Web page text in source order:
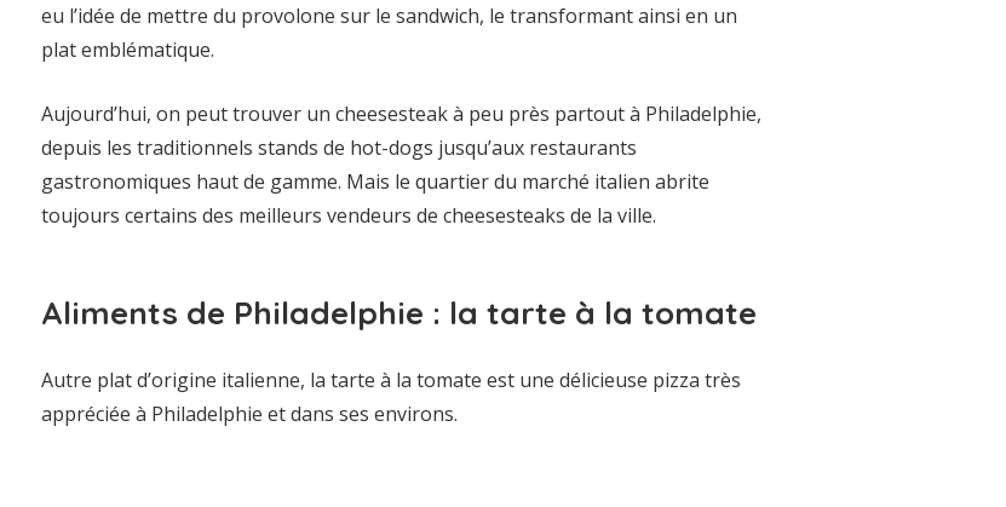
eu l’idée de mettre du provolone sur le sandwich, le transformant ainsi en un
plat emblématique.
Aujourd’hui, on peut trouver un cheesesteak à peu près partout à Philadelphie,
depuis les traditionnels stands de hot-dogs jusqu’aux restaurants
gastronomiques haut de gamme. Mais le quartier du marché italien abrite
toujours certains des meilleurs vendeurs de cheesesteaks de la ville.
Aliments de Philadelphie : la tarte à la tomate
Autre plat d’origine italienne, la tarte à la tomate est une délicieuse pizza très
appréciée à Philadelphie et dans ses environs.